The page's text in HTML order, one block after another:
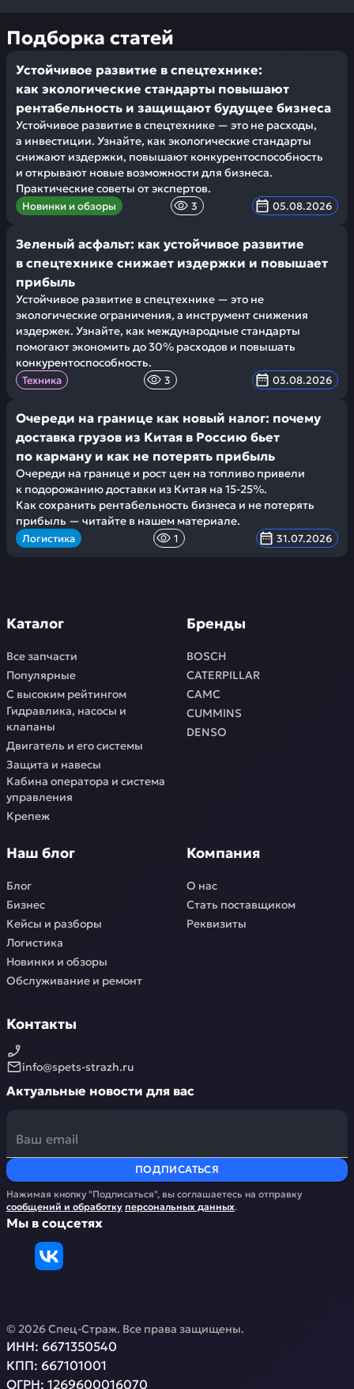
Подборка статей
Устойчивое развитие в спецтехнике:
как экологические стандарты повышают
рентабельность и защищают будущее бизнеса
Устойчивое развитие в спецтехнике — это не расходы,
а инвестиции. Узнайте, как экологические стандарты
снижают издержки, повышают конкурентоспособность
и открывают новые возможности для бизнеса.
Практические советы от экспертов.
Новинки и обзоры 3 05.08.2026
Зеленый асфальт: как устойчивое развитие
в спецтехнике снижает издержки и повышает
прибыль
Устойчивое развитие в спецтехнике — это не
экологические ограничения, а инструмент снижения
издержек. Узнайте, как международные стандарты
помогают экономить до 30% расходов и повышать
конкурентоспособность.
Техника 3 03.08.2026
Очереди на границе как новый налог: почему
доставка грузов из Китая в Россию бьет
по карману и как не потерять прибыль
Очереди на границе и рост цен на топливо привели
к подорожанию доставки из Китая на 15-25%.
Как сохранить рентабельность бизнеса и не потерять
прибыль — читайте в нашем материале.
Логистика 1 31.07.2026
Каталог
Все запчасти
Популярные
С высоким рейтингом
Гидравлика, насосы и
клапаны
Двигатель и его системы
Защита и навесы
Кабина оператора и система
управления
Крепеж
Бренды
BOSCH
CATERPILLAR
CAMC
CUMMINS
DENSO
Наш блог
Блог
Бизнес
Кейсы и разборы
Логистика
Новинки и обзоры
Обслуживание и ремонт
Компания
О нас
Стать поставщиком
Реквизиты
Контакты
info@spets-strazh.ru
Актуальные новости для вас
ПОДПИСАТЬСЯ
Нажимая кнопку "Подписаться", вы соглашаетесь на отправку
сообщений и обработку персональных данных.
Мы в соцсетях
© 2026Спец-Страж. Все права защищены.
ИНН: 6671350540
КПП: 667101001
ОГРН: 1269600016070